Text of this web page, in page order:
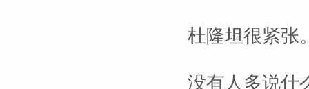
杜隆坦很紧
没有人多说什